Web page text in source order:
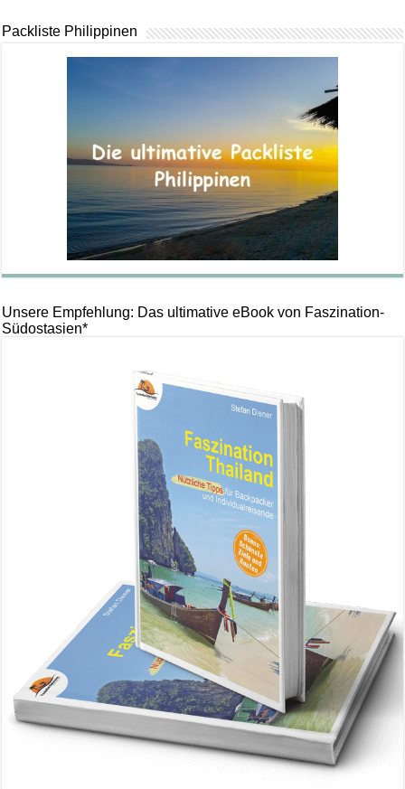
Packliste Philippinen
Unsere Empfehlung: Das ultimative eBook von Faszination-
Südostasien*